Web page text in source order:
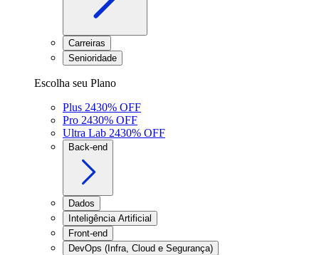
Carreiras
Senioridade
Escolha seu Plano
Plus 2430% OFF
Pro 2430% OFF
Ultra Lab 2430% OFF
Back-end
Dados
Inteligência Artificial
Front-end
DevOps (Infra, Cloud e Segurança)